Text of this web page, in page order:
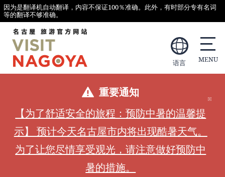
因为是翻译机自动翻译，内容不保证100％准确。此外，有时部分专有名词
等的翻译不够准确。
语言
重要通知
【为了舒适安全的旅程：预防中暑的温馨提
示】 预计今天名古屋市内将出现酷暑天气。
为了让您尽情享受观光，请注意做好预防中
暑的措施。